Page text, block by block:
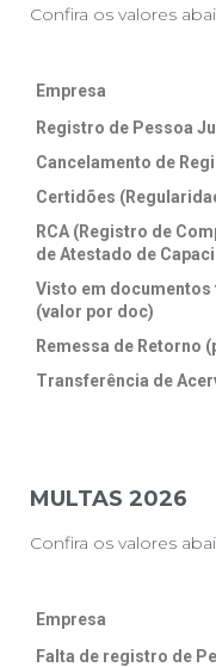
Confira os valores
Empresa
Registro de Pessoa
Cancelamento de
Certidões
RCA (Registro de
de Atestado de
Visto em
(valor por doc)
Remessa de Retorno
Transferência de
MULTAS 2026
Confira os valores
Empresa
Falta de registro de